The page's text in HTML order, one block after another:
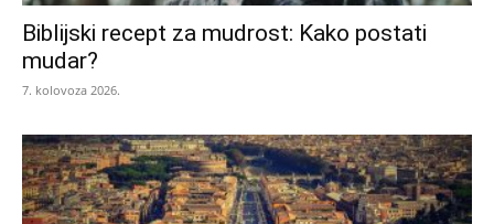
Biblijski recept za mudrost: Kako postati
mudar?
7. kolovoza 2026.